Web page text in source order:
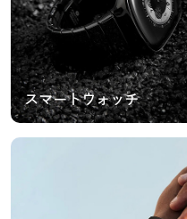
スマートウォッチ